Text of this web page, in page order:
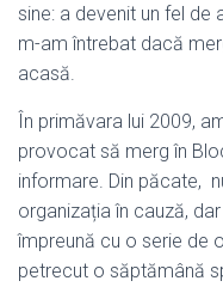
sine: a devenit un fel de
m-am întrebat dacă
acasă.
În primăvara lui 2009,
provocat să merg în
informare. Din păcate,
organizația în cauză,
împreună cu o serie de
petrecut o săptămână